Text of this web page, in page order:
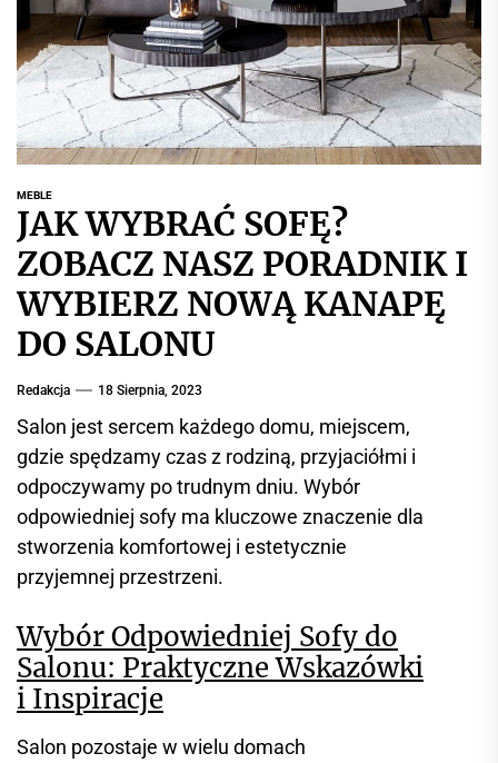
r
w
i
s
i
n
f
r
m
a
MEBLE
JAK WYBRAĆ SOFĘ?
ZOBACZ NASZ PORADNIK I
WYBIERZ NOWĄ KANAPĘ
DO SALONU
Redakcja 18 Sierpnia, 2023
Salon jest sercem każdego domu, miejscem,
gdzie spędzamy czas z rodziną, przyjaciółmi i
odpoczywamy po trudnym dniu. Wybór
odpowiedniej sofy ma kluczowe znaczenie dla
stworzenia komfortowej i estetycznie
przyjemnej przestrzeni.
Wybór Odpowiedniej Sofy do
Salonu: Praktyczne Wskazówki
i Inspiracje
Salon pozostaje w wielu domach